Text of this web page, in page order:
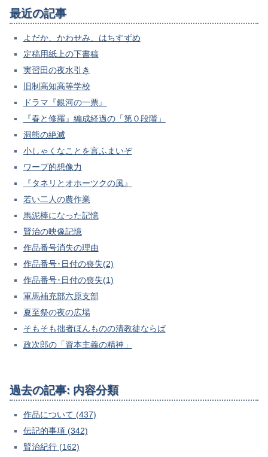
最近の記事
よだか、かわせみ、はちすずめ
定稿用紙上の下書稿
実習田の夜水引き
旧制高知高等学校
ドラマ『銀河の一票』
『春と修羅』編成経過の「第０段階」
洞熊の絶滅
小しゃくなことを言ふまいぞ
ワープ的想像力
『タネリとオホーツクの風』
若い二人の農作業
馬泥棒になった記憶
賢治の映像記憶
作品番号消失の理由
作品番号･日付の喪失(2)
作品番号･日付の喪失(1)
軍馬補充部六原支部
夏至祭の夜の広場
そもそも拙者ほんものの清教徒ならば
政次郎の「資本主義の精神」
過去の記事: 内容分類
作品について (437)
伝記的事項 (342)
賢治紀行 (162)